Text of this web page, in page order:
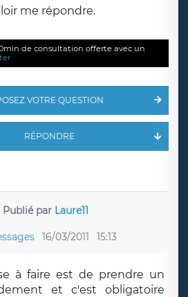
me répondre.
de consultation offerte avec un
VOTRE QUESTION
RÉPONDRE
Publié par Laure11
16/03/2011 15:13
à faire est de prendre un
et c'est obligatoire